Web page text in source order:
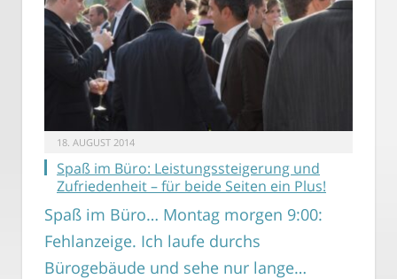
18. AUGUST 2014
Spaß im Büro: Leistungssteigerung und
Zufriedenheit – für beide Seiten ein Plus!
Spaß im Büro… Montag morgen 9:00:
Fehlanzeige. Ich laufe durchs
Bürogebäude und sehe nur lange…